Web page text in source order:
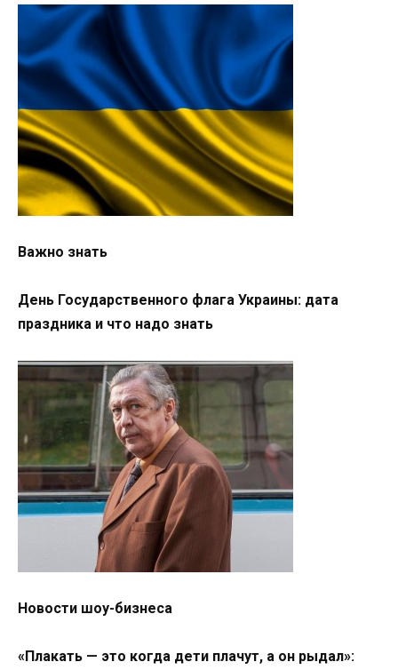
Важно знать
День Государственного флага Украины: дата
праздника и что надо знать
Новости шоу-бизнеса
«Плакать — это когда дети плачут, а он рыдал»: